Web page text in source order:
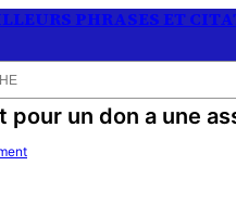
PHRASES ET
un don a une